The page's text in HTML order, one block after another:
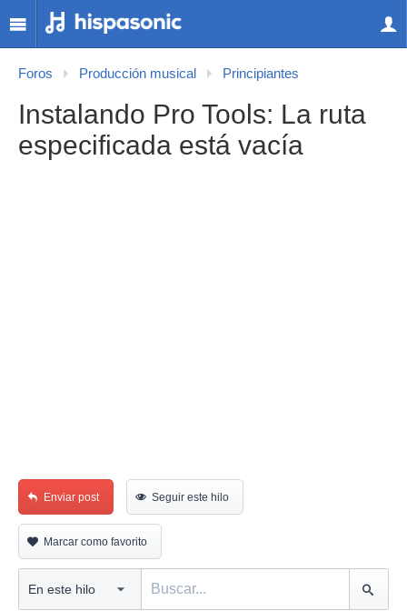
Foros Producción musical Principiantes
Instalando Pro Tools: La ruta
especificada está vacía
Enviar post Seguir este hilo
Marcar como favorito